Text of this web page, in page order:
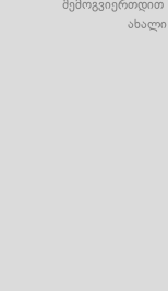
შემოგვიერთდით
ახალი